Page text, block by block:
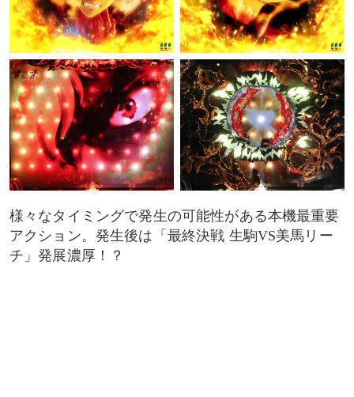
様々なタイミングで発生の可能性がある本機最重要
アクション。発生後は「最終決戦 生駒VS美馬リー
チ」発展濃厚！？